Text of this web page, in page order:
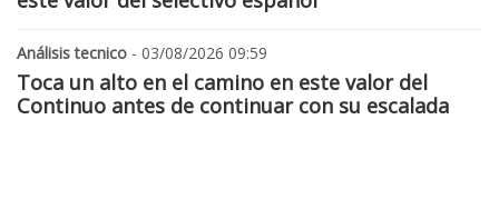
Análisis tecnico - 03/08/2026 09:59
Toca un alto en el camino en este valor del
Continuo antes de continuar con su escalada